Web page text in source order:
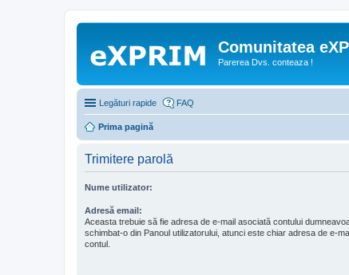
Comunitatea
Parerea Dvs. conteaza !
Legături rapide FAQ
Prima pagină
Trimitere parolă
Nume utilizator:
Adresă email:
Aceasta trebuie să fie adresa de e-mail asociată contului
schimbat-o din Panoul utilizatorului, atunci este chiar adresa de e-
contul.